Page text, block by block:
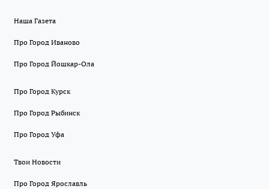
Наша Газета
Про Город Иваново
Про Город Йошкар-Ола
Про Город Курск
Про Город Рыбинск
Про Город Уфа
Твои Новости
Про Город Ярославль